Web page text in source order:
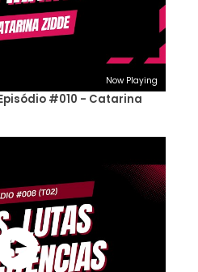
Now Playing
#010 - Catarina